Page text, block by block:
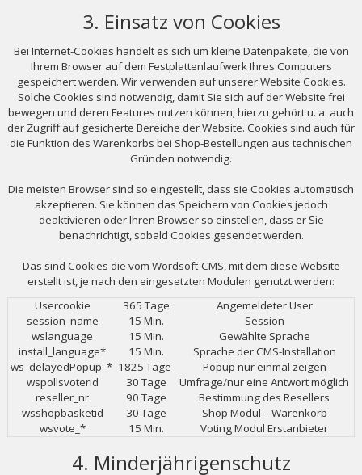
3. Einsatz von Cookies
Bei Internet-Cookies handelt es sich um kleine Datenpakete, die von
Ihrem Browser auf dem Festplattenlaufwerk Ihres Computers
gespeichert werden. Wir verwenden auf unserer Website Cookies.
Solche Cookies sind notwendig, damit Sie sich auf der Website frei
bewegen und deren Features nutzen können; hierzu gehört u. a. auch
der Zugriff auf gesicherte Bereiche der Website. Cookies sind auch für
die Funktion des Warenkorbs bei Shop-Bestellungen aus technischen
Gründen notwendig.
Die meisten Browser sind so eingestellt, dass sie Cookies automatisch
akzeptieren. Sie können das Speichern von Cookies jedoch
deaktivieren oder Ihren Browser so einstellen, dass er Sie
benachrichtigt, sobald Cookies gesendet werden.
Das sind Cookies die vom Wordsoft-CMS, mit dem diese Website
erstellt ist, je nach den eingesetzten Modulen genutzt werden:
Usercookie
365 Tage
Angemeldeter User
session_name
15 Min.
Session
wslanguage
15 Min.
Gewählte Sprache
install_language*
15 Min.
Sprache der CMS-Installation
ws_delayedPopup_* 1825 Tage
Popup nur einmal zeigen
wspollsvoterid
30 Tage
Umfrage/nur eine Antwort möglich
reseller_nr
90 Tage
Bestimmung des Resellers
wsshopbasketid
30 Tage
Shop Modul – Warenkorb
wsvote_*
15 Min. Voting Modul Erstanbieter
4. Minderjährigenschutz